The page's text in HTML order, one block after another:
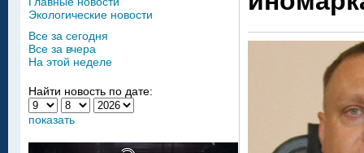
Экологические новости
Все за сегодня
Все за вчера
На этой неделе
Найти новость по дате:
показать